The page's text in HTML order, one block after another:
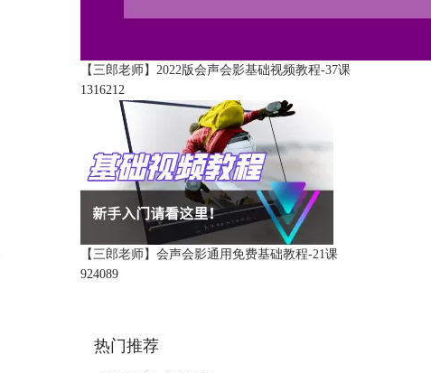
【三郎老师】2022版会声会影基础视频教程-37课
1316212
【三郎老师】会声会影通用免费基础教程-21课
924089
热门推荐